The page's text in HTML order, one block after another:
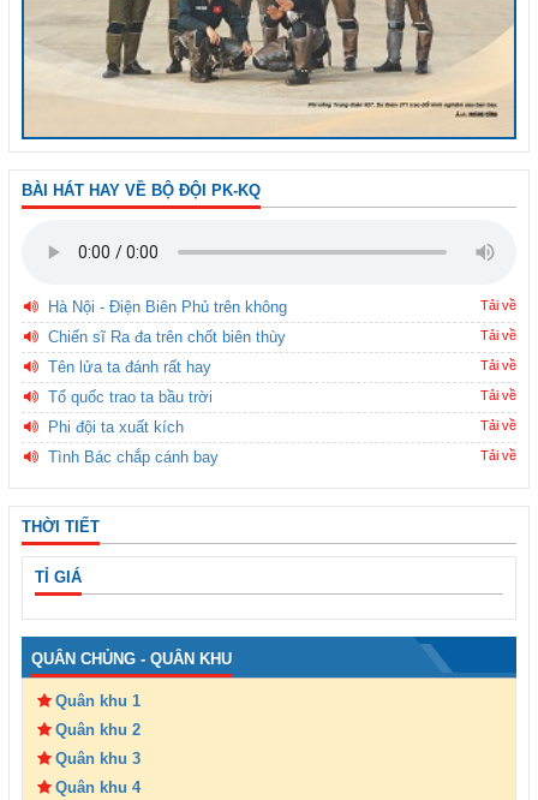
BÀI HÁT HAY VỀ BỘ ĐỘI PK-KQ
Hà Nội - Điện Biên Phủ trên không Tải về
Chiến sĩ Ra đa trên chốt biên thùy Tải về
Tên lửa ta đánh rất hay Tải về
Tổ quốc trao ta bầu trời Tải về
Phi đội ta xuất kích Tải về
Tình Bác chắp cánh bay Tải về
THỜI TIẾT
TỈ GIÁ
QUÂN CHỦNG - QUÂN KHU
Quân khu 1
Quân khu 2
Quân khu 3
Quân khu 4